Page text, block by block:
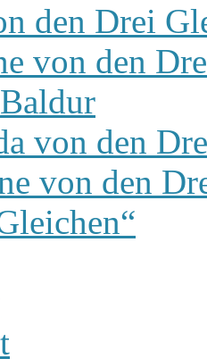
den Drei
von den
von den
von den